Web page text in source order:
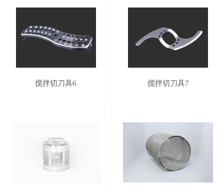
搅拌切刀具6 搅拌切刀具7